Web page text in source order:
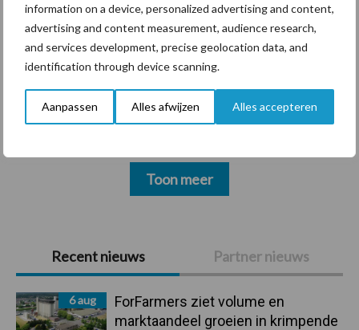
information on a device, personalized advertising and content,
advertising and content measurement, audience research,
and services development, precise geolocation data, and
identification through device scanning.
Aanpassen Alles afwijzen Alles accepteren
Primaire
Sidebar
Recent nieuws Partner nieuws
6 aug
ForFarmers ziet volume en
marktaandeel groeien in krimpende
Beregening Bijproducten
Toon meer